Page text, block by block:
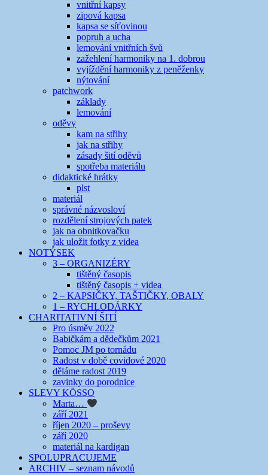
vnitřní kapsy
zipová kapsa
kapsa se síťovinou
popruh a ucha
lemování vnitřních švů
zažehlení harmoniky na 1. dobrou
vyjíždění harmoniky z peněženky
nýtování
patchwork
základy
lemování
oděvy
kam na střihy
jak na střihy
zásady šití oděvů
spotřeba materiálu
didaktické hrátky
plst
materiál
správné názvosloví
rozdělení strojových patek
jak na obnitkovačku
jak uložit fotky z videa
NOTÝSEK
3 – ORGANIZÉRY
tištěný časopis
tištěný časopis + videa
2 – KAPSIČKY, TAŠTIČKY, OBALY
1 – RYCHLODÁRKY
CHARITATIVNÍ ŠITÍ
Pro úsměv 2022
Babičkám a dědečkům 2021
Pomoc JM po tornádu
Radost v době covidové 2020
děláme radost 2019
zavinky do porodnice
SLEVY KÖSSO
Marta…
září 2021
říjen 2020 – proševy
září 2020
materiál na kardigan
SPOLUPRACUJEME
ARCHIV – seznam návodů